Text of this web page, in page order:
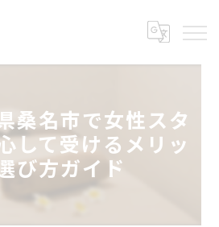
桑名市で女性スタ
して受けるメリッ
び方ガイド